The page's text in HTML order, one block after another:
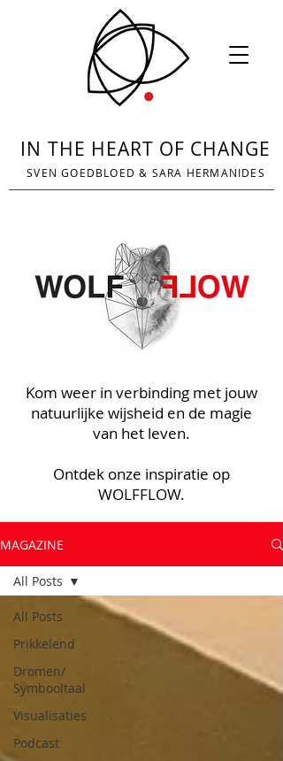
IN THE HEART OF CHANGE
SVEN GOEDBLOED & SARA HERMANIDES
Kom weer in verbinding met jouw
natuurlijke wijsheid en de magie
van het leven.
Ontdek onze inspiratie op
WOLFFLOW.
MAGAZINE
All Posts
Prikkelend
Dromen/
Symbooltaal
Visualisaties
Podcast
All Posts